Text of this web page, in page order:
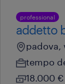
professional
addetto
padova,
tempo
18.000